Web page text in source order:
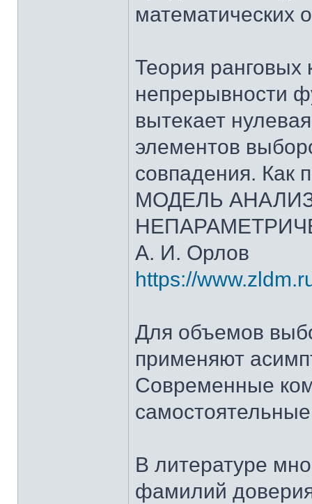
математических
Теория ранговых
непрерывности
вытекает
элементов
совпадения. Как
МОДЕЛЬ
А. И. Орлов
https://
Для объемов
применяют
Современные
В литературе
фамилий